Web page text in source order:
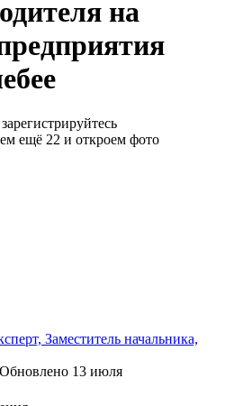
на
ещё 22 и откроем фото
Заместитель начальника,
Обновлено 13 июля